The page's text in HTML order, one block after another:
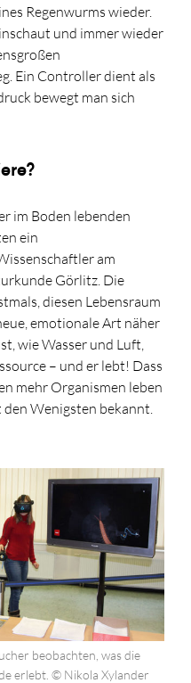
Regenwurms wieder.
und immer wieder
Ein Controller dient als
bewegt man sich
im Boden lebenden
ein
am
Görlitz. Die
diesen Lebensraum
emotionale Art näher
wie Wasser und Luft,
– und er lebt! Dass
mehr Organismen leben
Wenigsten bekannt.
beobachten, was die
erlebt. © Nikola Xylander